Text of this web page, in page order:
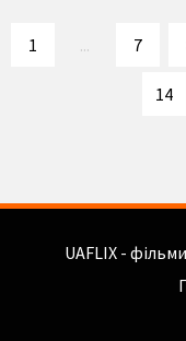
1 ... 7
14
UAFLIX -